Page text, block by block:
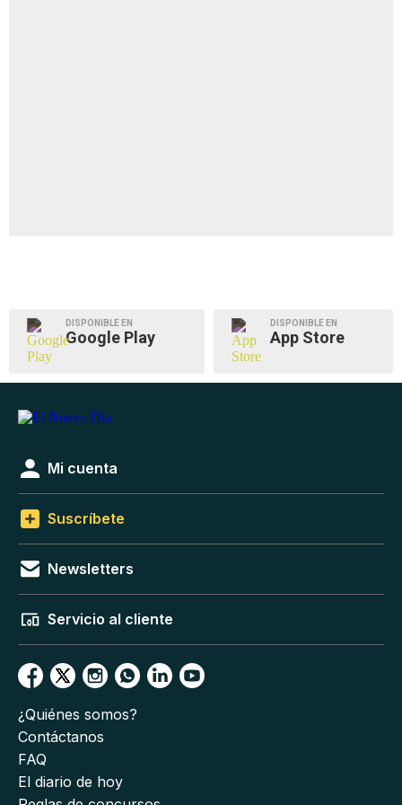
DISPONIBLE EN
Google Play
DISPONIBLE EN
App Store
Mi cuenta
Suscríbete
Newsletters
Servicio al cliente
¿Quiénes somos?
Contáctanos
FAQ
El diario de hoy